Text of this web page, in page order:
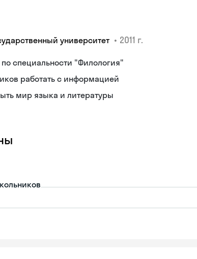
университет • 2011 г.
по специальности "Филология"
работать с информацией
мир языка и литературы